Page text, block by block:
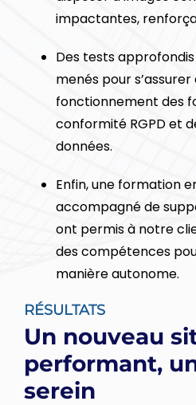
impactantes,
Des tests
menés pour
fonctionnement des
conformité RGPD et
données.
Enfin, une formation
accompagné de
ont permis à notre
des compétences
manière autonome.
RÉSULTATS
Un nouveau
performant,
serein